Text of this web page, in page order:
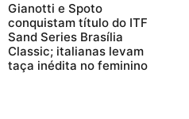
Gianotti e Spoto
conquistam título do ITF
Sand Series Brasília
Classic; italianas levam
taça inédita no feminino